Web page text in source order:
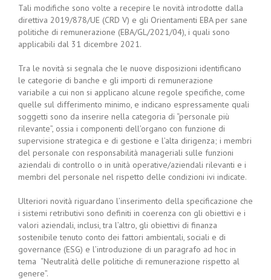
Tali modifiche sono volte a recepire le novità introdotte dalla
direttiva 2019/878/UE (CRD V) e gli Orientamenti EBA per sane
politiche di remunerazione (EBA/GL/2021/04), i quali sono
applicabili dal 31 dicembre 2021.
Tra le novità si segnala che le nuove disposizioni identificano
le categorie di banche e gli importi di remunerazione
variabile a cui non si applicano alcune regole specifiche, come
quelle sul differimento minimo, e indicano espressamente quali
soggetti sono da inserire nella categoria di “personale più
rilevante”, ossia i componenti dell’organo con funzione di
supervisione strategica e di gestione e l’alta dirigenza; i membri
del personale con responsabilità manageriali sulle funzioni
aziendali di controllo o in unità operative/aziendali rilevanti e i
membri del personale nel rispetto delle condizioni ivi indicate.
Ulteriori novità riguardano l’inserimento della specificazione che
i sistemi retributivi sono definiti in coerenza con gli obiettivi e i
valori aziendali, inclusi, tra l’altro, gli obiettivi di finanza
sostenibile tenuto conto dei fattori ambientali, sociali e di
governance (ESG) e l’introduzione di un paragrafo ad hoc in
tema “Neutralità delle politiche di remunerazione rispetto al
genere”.